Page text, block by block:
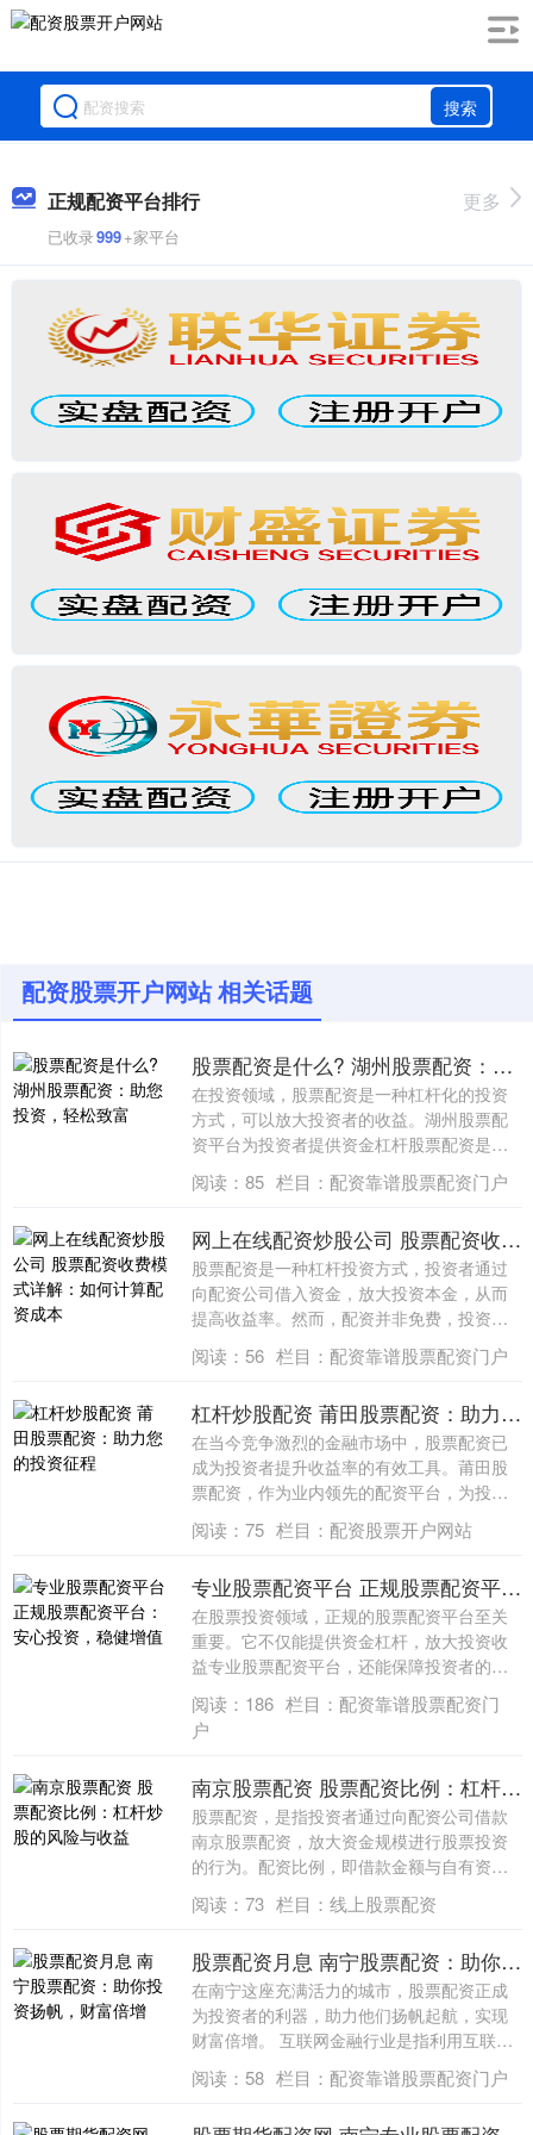
搜索
正规配资平台排行
已收录999+家平台
更多
配资股票开户网站 相关话题
股票配资是什么? 湖州股票配资：助您投资，轻松致富
在投资领域，股票配资是一种杠杆化的投资
方式，可以放大投资者的收益。湖州股票配
资平台为投资者提供资金杠杆股票配资是什
么?，....
阅读： 85 栏目： 配资靠谱股票配资门户
网上在线配资炒股公司 股票配资收费模式详解：如何计算配资成本
股票配资是一种杠杆投资方式，投资者通过
向配资公司借入资金，放大投资本金，从而
提高收益率。然而，配资并非免费，投资者
需要支....
阅读： 56 栏目： 配资靠谱股票配资门户
杠杆炒股配资 莆田股票配资：助力您的投资征程
在当今竞争激烈的金融市场中，股票配资已
成为投资者提升收益率的有效工具。莆田股
票配资，作为业内领先的配资平台，为投资
者提供....
阅读： 75 栏目： 配资股票开户网站
专业股票配资平台 正规股票配资平台：安心投资，稳健增值
在股票投资领域，正规的股票配资平台至关
重要。它不仅能提供资金杠杆，放大投资收
益专业股票配资平台，还能保障投资者的资
金安全....
阅读： 186 栏目： 配资靠谱股票配资门
户
南京股票配资 股票配资比例：杠杆炒股的风险与收益
股票配资，是指投资者通过向配资公司借款
南京股票配资，放大资金规模进行股票投资
的行为。配资比例，即借款金额与自有资金
的比例....
阅读： 73 栏目： 线上股票配资
股票配资月息 南宁股票配资：助你投资扬帆，财富倍增
在南宁这座充满活力的城市，股票配资正成
为投资者的利器，助力他们扬帆起航，实现
财富倍增。 互联网金融行业是指利用互联网
技术....
阅读： 58 栏目： 配资靠谱股票配资门户